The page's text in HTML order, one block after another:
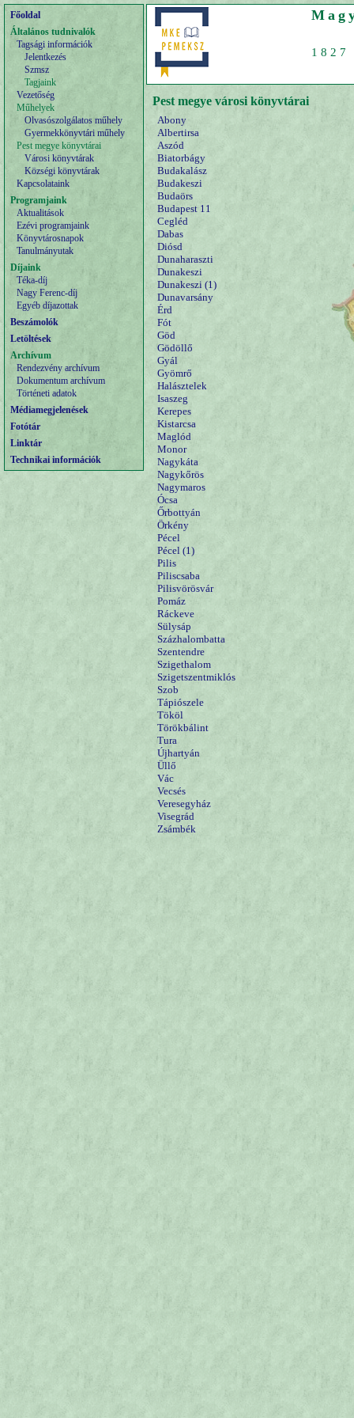
Főoldal
Általános tudnivalók
Tagsági információk
Jelentkezés
Szmsz
Tagjaink
Vezetőség
Műhelyek
Olvasószolgálatos műhely
Gyermekkönyvtári műhely
Pest megye könyvtárai
Városi könyvtárak
Községi könyvtárak
Kapcsolataink
Programjaink
Aktualitások
Ezévi programjaink
Könyvtárosnapok
Tanulmányutak
Díjaink
Téka-díj
Nagy Ferenc-díj
Egyéb díjazottak
Beszámolók
Letöltések
Archívum
Rendezvény archívum
Dokumentum archívum
Történeti adatok
Médiamegjelenések
Fotótár
Linktár
Technikai információk
Pest megye városi könyvtárai
Abony
Albertirsa
Aszód
Biatorbágy
Budakalász
Budakeszi
Budaörs
Budapest 11
Cegléd
Dabas
Diósd
Dunaharaszti
Dunakeszi
Dunakeszi (1)
Dunavarsány
Érd
Fót
Göd
Gödöllő
Gyál
Gyömrő
Halásztelek
Isaszeg
Kerepes
Kistarcsa
Maglód
Monor
Nagykáta
Nagykőrös
Nagymaros
Ócsa
Őrbottyán
Örkény
Pécel
Pécel (1)
Pilis
Piliscsaba
Pilisvörösvár
Pomáz
Ráckeve
Sülysáp
Százhalombatta
Szentendre
Szigethalom
Szigetszentmiklós
Szob
Tápiószele
Tököl
Törökbálint
Tura
Újhartyán
Üllő
Vác
Vecsés
Veresegyház
Visegrád
Zsámbék